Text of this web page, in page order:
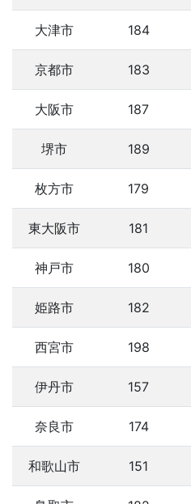
大津市 184
京都市 183
大阪市 187
堺市 189
枚方市 179
東大阪市 181
神戸市 180
姫路市 182
西宮市 198
伊丹市 157
奈良市 174
和歌山市 151